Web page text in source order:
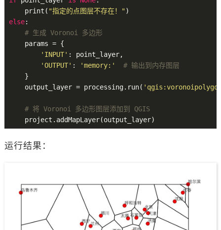
    print(
"指定的点图层不存在！"
else:
# 生成 Voronoi 多边形
    params = {
'INPUT' : point_layer,
'OUTPUT' : 'memory:'
# 输出到内存图层
    }
    output_layer = processing.run(
# 将 Voronoi 多边形图层添加到 QGIS
运行结果：